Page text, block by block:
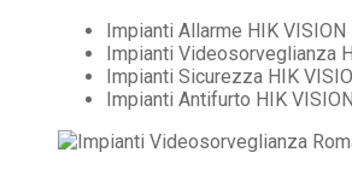
Impianti Allarme HIK VISION
Impianti Videosorveglianza
Impianti Sicurezza HIK
Impianti Antifurto HIK VISION